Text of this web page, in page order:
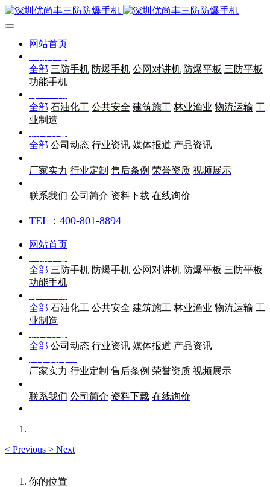
网站首页
全部 三防手机 防爆手机 公网对讲机 防爆平板 三防平板
功能手机
全部 石油化工 公共安全 建筑施工 林业渔业 物流运输 工
业制造
全部 公司动态 行业资讯 媒体报道 产品资讯
厂家实力 行业定制 售后条例 荣誉资质 视频展示
联系我们 公司简介 资料下载 在线询价
TEL：400-801-8894
网站首页
全部 三防手机 防爆手机 公网对讲机 防爆平板 三防平板
功能手机
全部 石油化工 公共安全 建筑施工 林业渔业 物流运输 工
业制造
全部 公司动态 行业资讯 媒体报道 产品资讯
厂家实力 行业定制 售后条例 荣誉资质 视频展示
联系我们 公司简介 资料下载 在线询价
< Previous > Next
你的位置